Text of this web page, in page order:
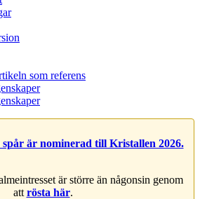
som referens
spår är nominerad till Kristallen 2026.
är större än någonsin genom
att rösta här.